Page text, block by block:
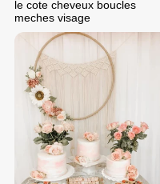
le cote cheveux boucles
meches visage